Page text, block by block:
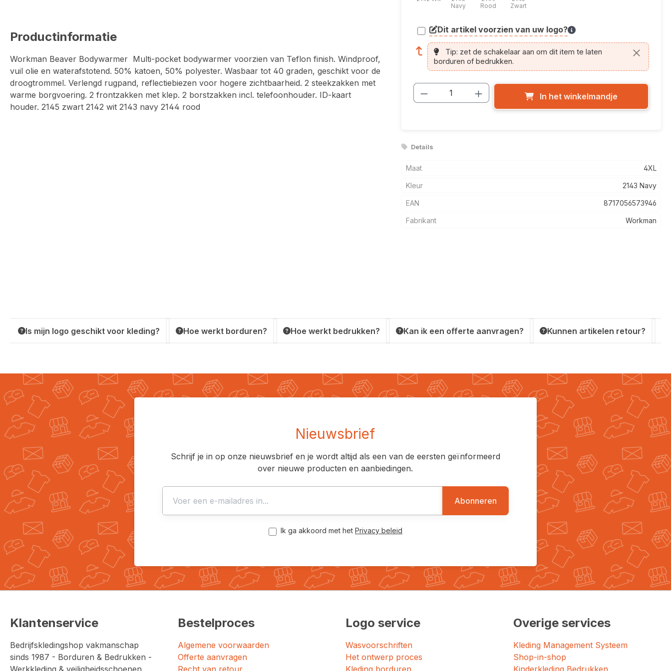
Productinformatie
Workman Beaver Bodywarmer Multi-pocket bodywarmer voorzien van Teflon finish. Windproof,
vuil olie en waterafstotend. 50% katoen, 50% polyester. Wasbaar tot 40 graden, geschikt voor de
droogtrommel. Verlengd rugpand, reflectiebiezen voor hogere zichtbaarheid. 2 steekzakken met
warme borgvoering. 2 frontzakken met klep. 2 borstzakken incl. telefoonhouder. ID-kaart
houder. 2145 zwart 2142 wit 2143 navy 2144 rood
Navy
Rood
Zwart
Dit artikel voorzien van uw logo?
article.printing.helptext
Tip: zet de schakelaar aan om dit item te laten
borduren of bedrukken.
Producthoeveelheid: Voer de gewenste
In het winkelmandje
Details
Maat 4XL
Kleur 2143 Navy
EAN 8717056573946
Fabrikant Workman
Is mijn logo geschikt voor kleding? Hoe werkt borduren? Hoe werkt bedrukken? Kan ik een offerte aanvragen? Kunnen artikelen retour?
Nieuwsbrief
Schrijf je in op onze nieuwsbrief en je wordt altijd als een van de eersten geïnformeerd
over nieuwe producten en aanbiedingen.
Abonneren
Ik ga akkoord met het Privacy beleid
Klantenservice
Bedrijfskledingshop vakmanschap
sinds 1987 - Borduren & Bedrukken -
Bestelproces
Algemene voorwaarden
Offerte aanvragen
Logo service
Wasvoorschriften
Het ontwerp proces
Overige services
Kleding Management Systeem
Shop-in-shop